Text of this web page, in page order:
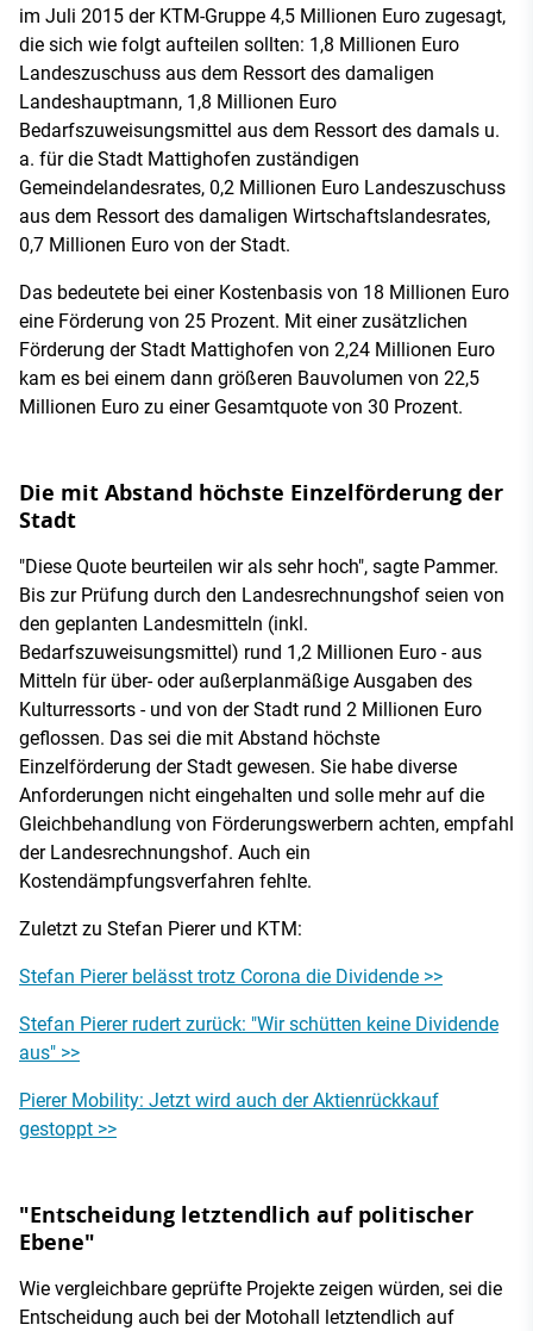
im Juli 2015 der KTM-Gruppe 4,5 Millionen Euro zugesagt,
die sich wie folgt aufteilen sollten: 1,8 Millionen Euro
Landeszuschuss aus dem Ressort des damaligen
Landeshauptmann, 1,8 Millionen Euro
Bedarfszuweisungsmittel aus dem Ressort des damals u.
a. für die Stadt Mattighofen zuständigen
Gemeindelandesrates, 0,2 Millionen Euro Landeszuschuss
aus dem Ressort des damaligen Wirtschaftslandesrates,
0,7 Millionen Euro von der Stadt.
Das bedeutete bei einer Kostenbasis von 18 Millionen Euro
eine Förderung von 25 Prozent. Mit einer zusätzlichen
Förderung der Stadt Mattighofen von 2,24 Millionen Euro
kam es bei einem dann größeren Bauvolumen von 22,5
Millionen Euro zu einer Gesamtquote von 30 Prozent.
Die mit Abstand höchste Einzelförderung der
Stadt
"Diese Quote beurteilen wir als sehr hoch", sagte Pammer.
Bis zur Prüfung durch den Landesrechnungshof seien von
den geplanten Landesmitteln (inkl.
Bedarfszuweisungsmittel) rund 1,2 Millionen Euro - aus
Mitteln für über- oder außerplanmäßige Ausgaben des
Kulturressorts - und von der Stadt rund 2 Millionen Euro
geflossen. Das sei die mit Abstand höchste
Einzelförderung der Stadt gewesen. Sie habe diverse
Anforderungen nicht eingehalten und solle mehr auf die
Gleichbehandlung von Förderungswerbern achten, empfahl
der Landesrechnungshof. Auch ein
Kostendämpfungsverfahren fehlte.
Zuletzt zu Stefan Pierer und KTM:
Stefan Pierer belässt trotz Corona die Dividende >>
Stefan Pierer rudert zurück: "Wir schütten keine Dividende
aus" >>
Pierer Mobility: Jetzt wird auch der Aktienrückkauf
gestoppt >>
"Entscheidung letztendlich auf politischer
Ebene"
Wie vergleichbare geprüfte Projekte zeigen würden, sei die
Entscheidung auch bei der Motohall letztendlich auf